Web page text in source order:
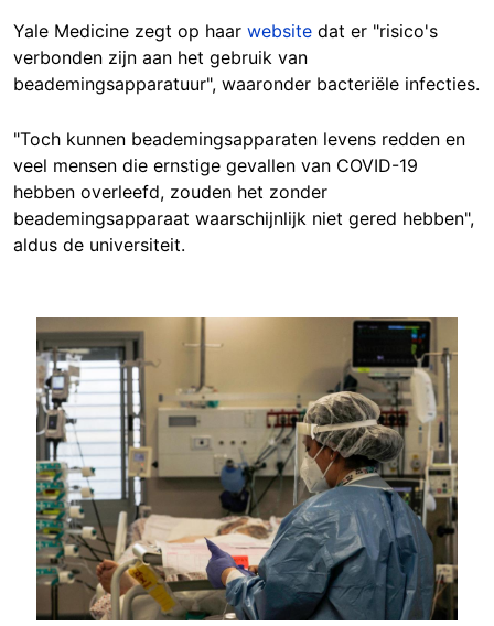
Yale Medicine zegt op haar website dat er "risico's
verbonden zijn aan het gebruik van
beademingsapparatuur", waaronder bacteriële infecties.
"Toch kunnen beademingsapparaten levens redden en
veel mensen die ernstige gevallen van COVID-19
hebben overleefd, zouden het zonder
beademingsapparaat waarschijnlijk niet gered hebben",
aldus de universiteit.
Image